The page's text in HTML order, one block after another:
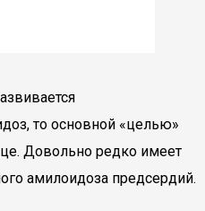
то основной «целью»
Довольно редко имеет
амилоидоза предсердий.